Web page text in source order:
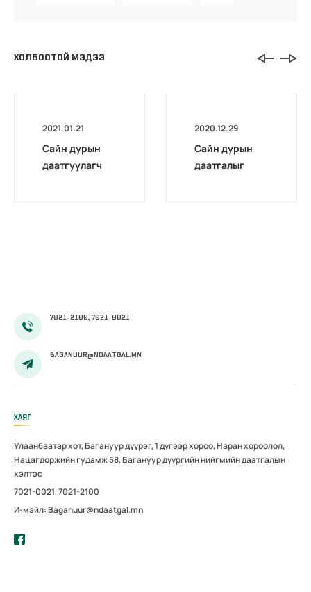
ХОЛБООТОЙ МЭДЭЭ
2021.01.21
Сайн дурын
даатгуулагч
2020.12.29
Сайн дурын
даатгалыг
7021-2100, 7021-0021
BAGANUUR@NDAATGAL.MN
ХАЯГ
Улаанбаатар хот, Багануур дүүрэг, 1 дүгээр хороо, Наран хороолол,
Нацагдоржийн гудамж 58, Багануур дүүргийн нийгмийн даатгалын
хэлтэс
7021-0021, 7021-2100
И-мэйл: Baganuur@ndaatgal.mn